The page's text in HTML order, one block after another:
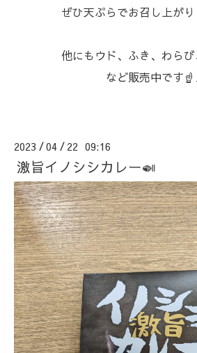
ぜひ天ぷらでお召し上がり
他にもウド、ふき、わらび
など販売中です
2023 /04 / 22 09:16
激旨イノシシカレー🍛